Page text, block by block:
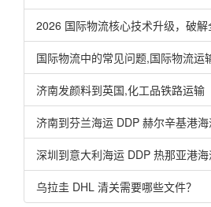
2026 国际物流核心技术升级，破
国际物流中的常见问题,国际物流运
济南发颜料到英国,化工品铁路运输
济南到芬兰海运 DDP 赫尔辛基港
深圳到意大利海运 DDP 热那亚港
乌拉圭 DHL 清关需要哪些文件？